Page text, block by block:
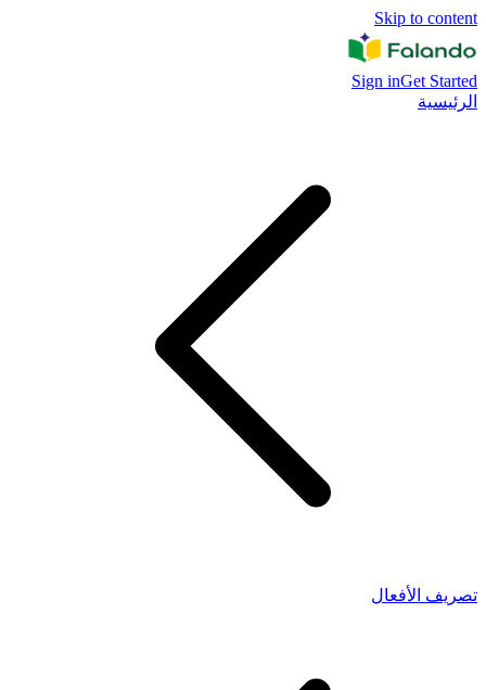
Skip to content
Sign inGet Started
الرئيسية
تصريف الأفعال